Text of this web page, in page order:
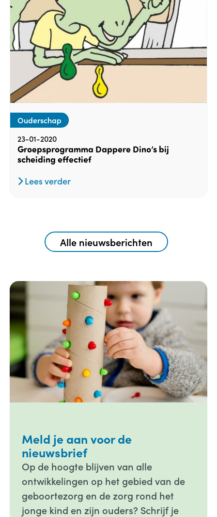
Ouderschap
23-01-2020
Groepsprogramma Dappere Dino’s bij
scheiding effectief
Lees verder
Alle nieuwsberichten
Meld je aan voor de
nieuwsbrief
Op de hoogte blijven van alle
ontwikkelingen op het gebied van de
geboortezorg en de zorg rond het
jonge kind en zijn ouders? Schrijf je